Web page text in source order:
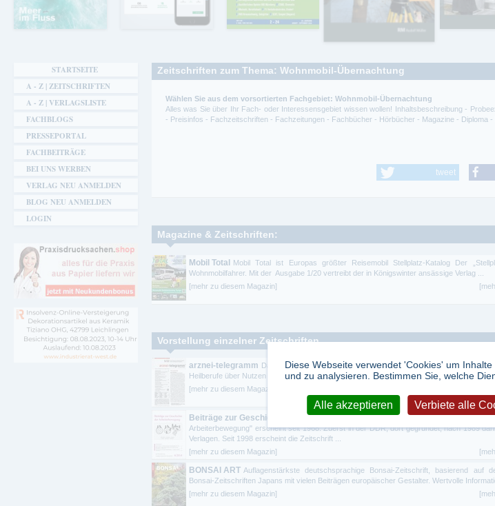
Zeitschriften zum Thema: Wohnmobil-Übernachtung
Wählen Sie aus dem vorsortierten Fachgebiet: Wohnmobil-Übernachtung
Alles was Sie über Ihr Fach- oder Interessensgebiet wissen wollen! Inhaltsbeschreibung -
- Preisinfos - Fachzeitschriften - Fachzeitungen - Fachbücher - Hörbücher - Magazine - Diploma -
tweet
Magazine & Zeitschriften:
Mobil Total
Mobil Total ist Europas größter Reisemobil Stellplatz-Katalog Der
Wohnmobilfahrer. Mit der Ausgabe 1/20 vertreibt der in Königswinter ansässige Verlag ...
[mehr zu diesem Magazin]
Vorstellung einzelner Zeitschriften
arznei-telegramm Das arznei-telegramm® informiert bereits im 53. Jahrgang Ärzte,
Heilberufe über Nutzen und Risiken von Arzneimitteln. Das arznei-telegramm® ist neutral
[mehr zu diesem Magazin]
Beiträge zur Geschichte der Arbeiterbewegung
Arbeiterbewegung" erscheint seit 1968. Zuerst in der DDR, dort gegründet, nach 1989
Verlagen. Seit 1998 erscheint die Zeitschrift ...
[mehr zu diesem Magazin]
BONSAI ART Auflagenstärkste deutschsprachige Bonsai-Zeitschrift, basierend auf
Bonsai-Zeitschriften Japans mit vielen Beiträgen europäischer Gestalter. Wertvolle
[mehr zu diesem Magazin]
STARTSEITE
A - Z | ZEITSCHRIFTEN
A - Z | VERLAGSLISTE
FACHBLOGS
PRESSEPORTAL
FACHBEITRÄGE
BEI UNS WERBEN
VERLAG NEU ANMELDEN
BLOG NEU ANMELDEN
LOGIN
Diese Webseite verwendet 'Cookies' um
und zu analysieren. Bestimmen Sie, welche
Alle akzeptieren Verbiete alle